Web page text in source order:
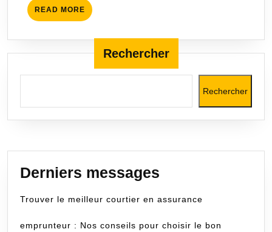
toute
confiance
READ MORE READ
MORE
Rechercher
Rechercher
Derniers messages
Trouver le meilleur courtier en assurance
emprunteur : Nos conseils pour choisir le bon